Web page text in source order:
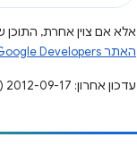
אלא אם צוין אחרת, התוכן
האתר Google Developers‏
עדכון אחרון: 2012-09-17 (שעון UTC).